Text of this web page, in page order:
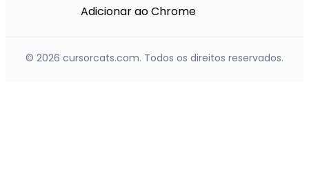
Adicionar ao Chrome
© 2026 cursorcats.com. Todos os direitos reservados.